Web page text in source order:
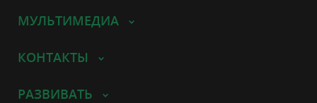
МУЛЬТИМЕДИА
КОНТАКТЫ
РАЗВИВАТЬ